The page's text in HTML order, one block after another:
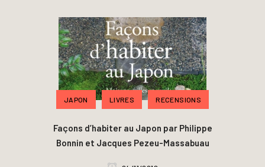
JAPON LIVRES RECENSIONS
Façons d’habiter au Japon par Philippe
Bonnin et Jacques Pezeu-Massabuau